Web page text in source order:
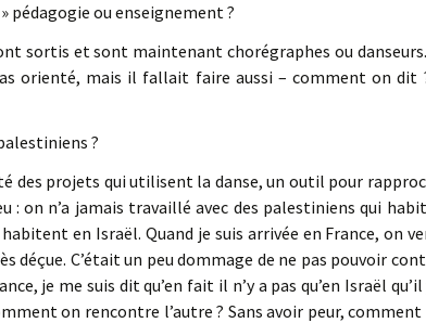
pédagogie ou enseignement ?
sortis et sont maintenant chorégraphes ou
orienté, mais il fallait faire aussi – comment on dit
?
des projets qui utilisent la danse, un outil pour
: on n’a jamais travaillé avec des palestiniens qui
en Israël. Quand je suis arrivée en France, on
déçue. C’était un peu dommage de ne pas pouvoir
je me suis dit qu’en fait il n’y a pas qu’en Israël qu’il
on rencontre l’autre ? Sans avoir peur,